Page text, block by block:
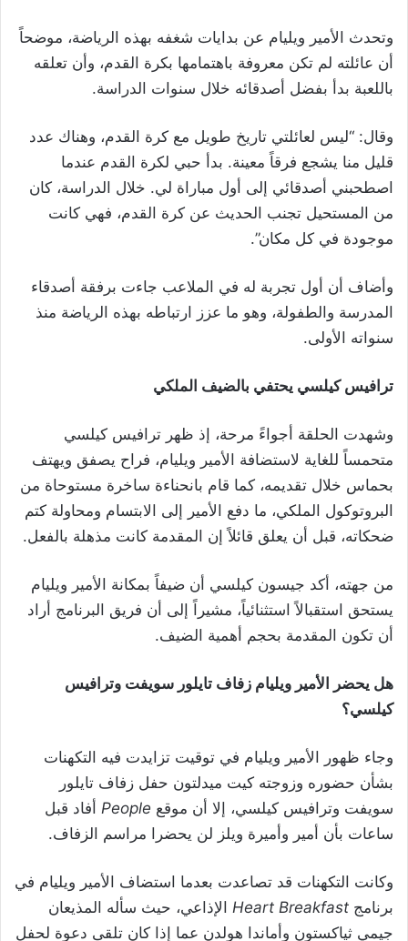
وتحدث الأمير ويليام عن بدايات شغفه بهذه الرياضة، موضحاً
أن عائلته لم تكن معروفة باهتمامها بكرة القدم، وأن تعلقه
باللعبة بدأ بفضل أصدقائه خلال سنوات الدراسة.
وقال: “ليس لعائلتي تاريخ طويل مع كرة القدم، وهناك عدد
قليل منا يشجع فرقاً معينة. بدأ حبي لكرة القدم عندما
اصطحبني أصدقائي إلى أول مباراة لي. خلال الدراسة، كان
من المستحيل تجنب الحديث عن كرة القدم، فهي كانت
موجودة في كل مكان”.
وأضاف أن أول تجربة له في الملاعب جاءت برفقة أصدقاء
المدرسة والطفولة، وهو ما عزز ارتباطه بهذه الرياضة منذ
سنواته الأولى.
ترافيس كيلسي يحتفي بالضيف الملكي
وشهدت الحلقة أجواءً مرحة، إذ ظهر ترافيس كيلسي
متحمساً للغاية لاستضافة الأمير ويليام، فراح يصفق ويهتف
بحماس خلال تقديمه، كما قام بانحناءة ساخرة مستوحاة من
البروتوكول الملكي، ما دفع الأمير إلى الابتسام ومحاولة كتم
ضحكاته، قبل أن يعلق قائلاً إن المقدمة كانت مذهلة بالفعل.
من جهته، أكد جيسون كيلسي أن ضيفاً بمكانة الأمير ويليام
يستحق استقبالاً استثنائياً، مشيراً إلى أن فريق البرنامج أراد
أن تكون المقدمة بحجم أهمية الضيف.
هل يحضر الأمير ويليام زفاف تايلور سويفت وترافيس
كيلسي؟
وجاء ظهور الأمير ويليام في توقيت تزايدت فيه التكهنات
بشأن حضوره وزوجته كيت ميدلتون حفل زفاف تايلور
سويفت وترافيس كيلسي، إلا أن موقع People أفاد قبل
ساعات بأن أمير وأميرة ويلز لن يحضرا مراسم الزفاف.
وكانت التكهنات قد تصاعدت بعدما استضاف الأمير ويليام في
برنامج Heart Breakfast الإذاعي، حيث سأله المذيعان
جيمي ثياكستون وأماندا هولدن عما إذا كان تلقى دعوة لحفل